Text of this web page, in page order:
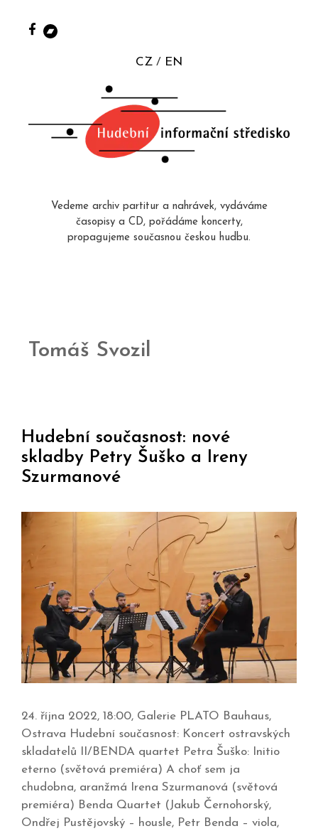
CZ EN
Vedeme archiv partitur a nahrávek, vydáváme
časopisy a CD, pořádáme koncerty,
propagujeme současnou českou hudbu.
Tomáš Svozil
Hudební současnost: nové
skladby Petry Šuško a Ireny
Szurmanové
24. října 2022, 18:00, Galerie PLATO Bauhaus,
Ostrava Hudební současnost: Koncert ostravských
skladatelů II/BENDA quartet Petra Šuško: Initio
eterno (světová premiéra) A choť sem ja
chudobna, aranžmá Irena Szurmanová (světová
premiéra) Benda Quartet (Jakub Černohorský,
Ondřej Pustějovský – housle, Petr Benda – viola,